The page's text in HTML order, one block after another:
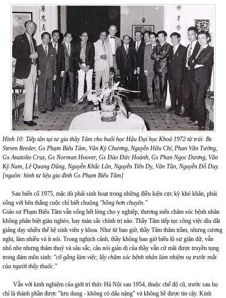
Hình 10: Tiếp tân tại tư gia thầy Tâm cho buổi học Hậu Đại học Khoá 1972 từ trái: Bs
Steven Reeder, Gs Phạm Biểu Tâm, Văn Kỳ Chương, Nguyễn Hữu Chí, Phan Văn Tường,
Gs Anatolio Cruz, Gs Norman Hoover, Gs Đào Đức Hoành, Gs Phan Ngọc Dương, Văn
Kỳ Nam, Lê Quang Dũng, Nguyễn Khắc Lân, Nguyễn Tiến Dỵ, Văn Tần, Nguyễn Đỗ Duy.
[nguồn: hình tư liệu gia đình Gs Phạm Biểu Tâm]
Sau biến cố 1975, mặc dù phải sinh hoạt trong những điều kiện cực kỳ khó khăn, phải
sống với bên thắng cuộc chỉ biết chuộng "hồng hơn chuyên."
Giáo sư Phạm Biểu Tâm vẫn sống hết lòng cho y nghiệp, thương mến chăm sóc bệnh nhân
không phân biệt giàu nghèo, hay màu sắc chính trị nào. Thầy Tâm tiếp tục công việc dìu dắt
giảng dạy nhiều thế hệ sinh viên y khoa. Như từ bao giờ, thầy Tâm thâm trầm, nhưng cương
nghị, làm nhiều và ít nói. Trong nghịch cảnh, thầy không bao giờ biểu lộ sự giận dữ, vẫn
nhỏ nhẹ nhưng thâm thuý và sâu sắc, câu nói giản dị của thầy vẫn cứ mãi được truyền tụng
trong đám môn sinh: "cố gắng làm việc, lấy chăm sóc bệnh nhân làm nhiệm vụ trước mắt
của người thầy thuốc."
Vẫn với kinh nghiệm của giới trí thức Hà Nội sau 1954, thuộc chế độ cũ, trước sau họ
chỉ là thành phần được "lưu dung - không có dấu nặng" và không hề được tin cậy. Kinh